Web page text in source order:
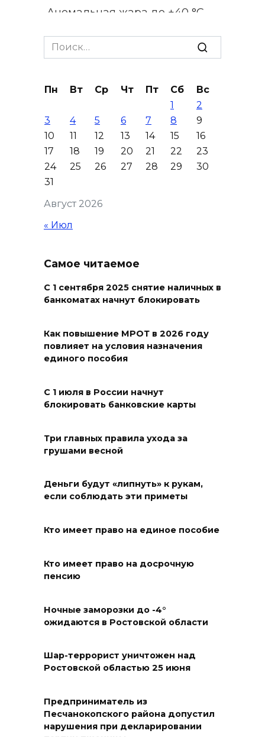
Аномальная жара до +40 °C
августа
Ночью дежурными силами
уничтожены 397 украинских
беспилотников
08 августа 2026 09:19
пяти районах Ростовской
области
сберечь – спрячьте первое
сорванное яблоко: приметы
отключат воду из-за
07 августа 2026 20:32
осквернивших стелу
«Освободителям Ростова»
Ростовской области призвала
водителей быть осторожными
07 августа 2026 19:39
и турниры: как в Ростове
07 августа 2026 19:19
В Таганроге из-за аварии
Search
for:
Август 2026
Пн Вт Ср Чт Пт Сб
Вс
1
2
3
4 5 6 7 8
9
10
11 12 13 14 15
16
17
18 19 20 21 22
23
24
25 26 27 28 29
30
31
« Июл
Самое читаемое
С 1 сентября 2025 снятие наличных в
банкоматах начнут блокировать
Как повышение МРОТ в 2026 году
повлияет на условия назначения
единого пособия
С 1 июля в России начнут
блокировать банковские карты
Три главных правила ухода за
грушами весной
Деньги будут «липнуть» к рукам,
если соблюдать эти приметы
Кто имеет право на единое пособие
Кто имеет право на досрочную
пенсию
Ночные заморозки до -4°
ожидаются в Ростовской области
Шар-террорист уничтожен над
Ростовской областью 25 июня
Предприниматель из
Песчанокопского района допустил
нарушения при декларировании